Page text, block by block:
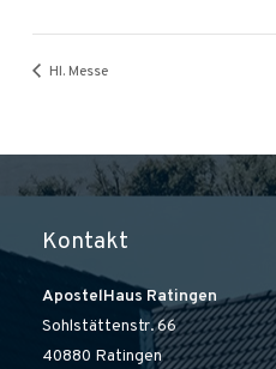
Hl. Messe
Kontakt
ApostelHaus Ratingen
Sohlstättenstr. 66
40880 Ratingen